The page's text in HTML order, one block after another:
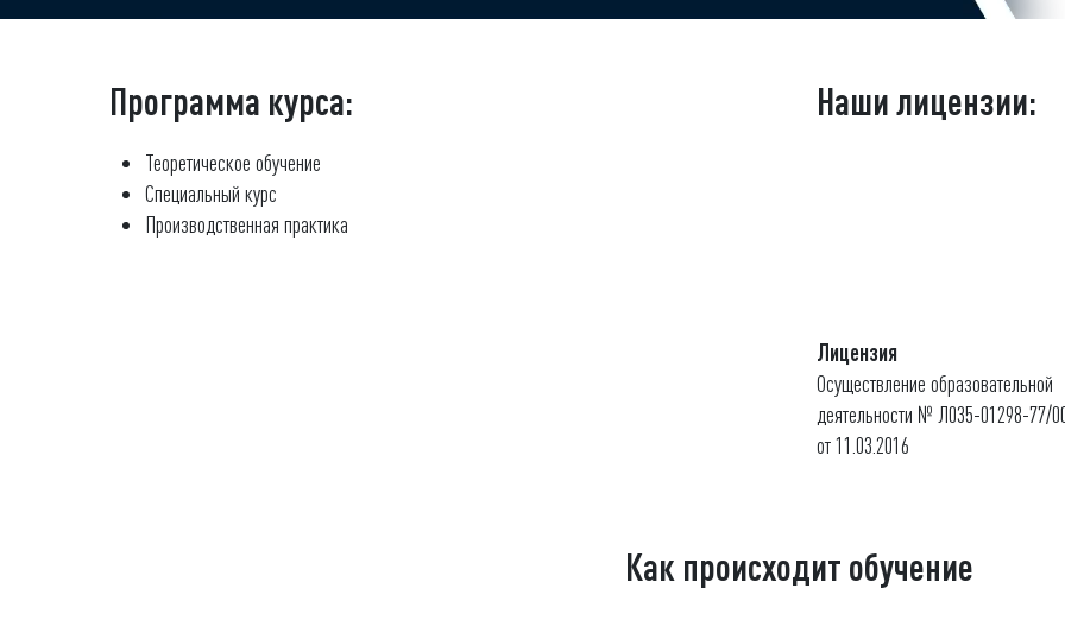
Программа курса:
Теоретическое обучение
Специальный курс
Производственная практика
Наши лицензии:
Лицензия
Осуществление образовательной
деятельности № Л035-01298-77/
от 11.03.2016
Как происходит обучение